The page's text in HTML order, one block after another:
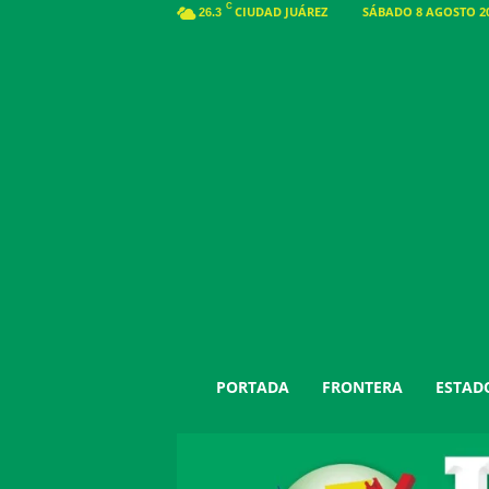
26.3 C CIUDAD JUÁREZ SÁBADO 8 AGOSTO
PORTADA FRONTERA